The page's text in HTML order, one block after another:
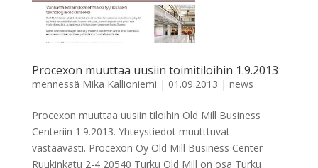
Procexon muuttaa uusiin toimitiloihin 1.9.2013
mennessä Mika Kallioniemi | 01.09.2013 | news
Procexon muuttaa uusiin tiloihin Old Mill Business
Centeriin 1.9.2013. Yhteystiedot muutttuvat
vastaavasti. Procexon Oy Old Mill Business Center
Ruukinkatu 2-4 20540 Turku Old Mill on osa Turku